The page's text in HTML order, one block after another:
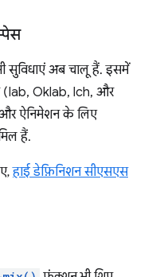
सुविधाएं अब चालू हैं. इसमें
(lab, Oklab, lch, और
ऐनिमेशन के लिए
हैं.
हाई डेफ़िनिशन सीएसएस